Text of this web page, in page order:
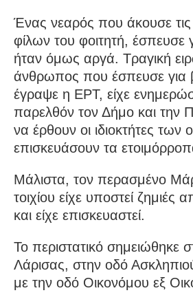
Ένας νεαρός που άκουσε
φίλων του φοιτητή, έσπευσε
ήταν όμως αργά. Τραγική
άνθρωπος που έσπευσε για
έγραψε η ΕΡΤ, είχε
παρελθόν τον Δήμο και την
να έρθουν οι ιδιοκτήτες των
επισκευάσουν τα
Μάλιστα, τον περασμένο
τοιχίου είχε υποστεί ζημιές
και είχε επισκευαστεί.
Το περιστατικό σημειώθηκε
Λάρισας, στην οδό
με την οδό Οικονόμου εξ